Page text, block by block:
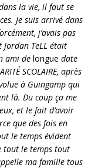
la vie, il faut se
Je suis arrivé dans
j’avais pas
Jordan TeLL était
ami de longue date
SCOLAIRE, après
à Guingamp qui
là. Du coup ça me
et le fait d’avoir
que des fois en
le temps évident
tout le temps tout
ma famille tous